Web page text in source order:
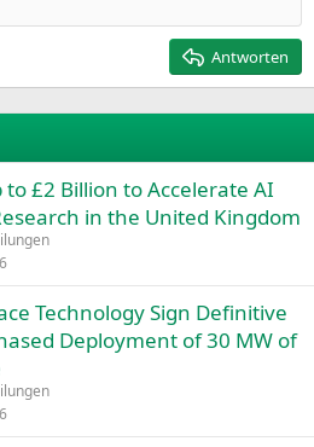
Roman
MS
Antworten
£2 Billion to Accelerate AI
in the United Kingdom
Technology Sign Definitive
Deployment of 30 MW of